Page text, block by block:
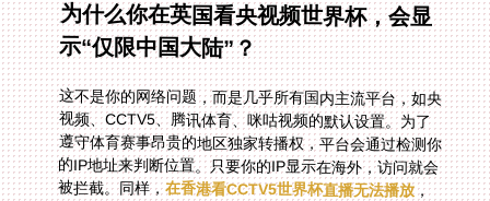
为什么你在英国看央视频世界杯，会显
示“仅限中国大陆”？
这不是你的网络问题，而是几乎所有国内主流平台，如央
视频、CCTV5、腾讯体育、咪咕视频的默认设置。为了
遵守体育赛事昂贵的地区独家转播权，平台会通过检测你
的IP地址来判断位置。只要你的IP显示在海外，访问就会
被拦截。同样，在香港看CCTV5世界杯直播无法播放，
也是基于同样的逻辑。即使你拥有国内手机号注册的账
号，也无法绕过这层地理封锁。单纯依靠VPN翻墙出国或
许容易，但想要“回国”，则需要更稳定、更针对性的网络